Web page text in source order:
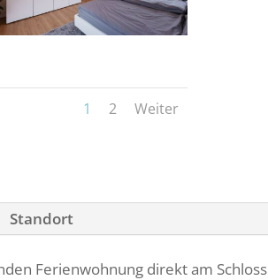
1 2 Weiter
Standort
Ferienwohnung direkt am